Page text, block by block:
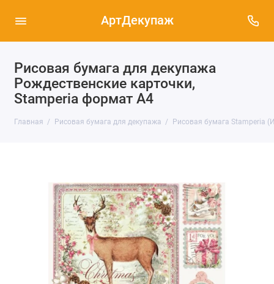
АртДекупаж
Рисовая бумага для декупажа
Рождественские карточки,
Stamperia формат А4
Главная Рисовая бумага для декупажа Рисовая бумага Stamperia